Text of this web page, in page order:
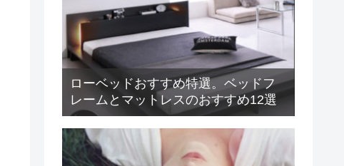
ローベッドおすすめ特選。ベッドフ
レームとマットレスのおすすめ12選